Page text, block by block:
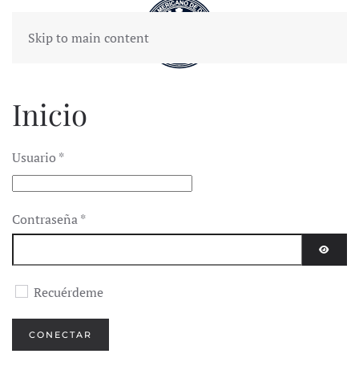
Skip to main content
Inicio
Usuario *
Contraseña*
Recuérdeme
CONECTAR